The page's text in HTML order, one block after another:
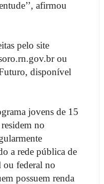
afirmou
pelo site
ou
disponível
jovens de 15
no
a rede pública de
ou federal no
possuem renda